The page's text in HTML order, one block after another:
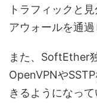
トラフィックと
アウォールを通過
また、SoftEther
OpenVPNや
きるようになっ